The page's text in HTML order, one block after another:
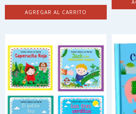
AGREGAR AL CARRITO